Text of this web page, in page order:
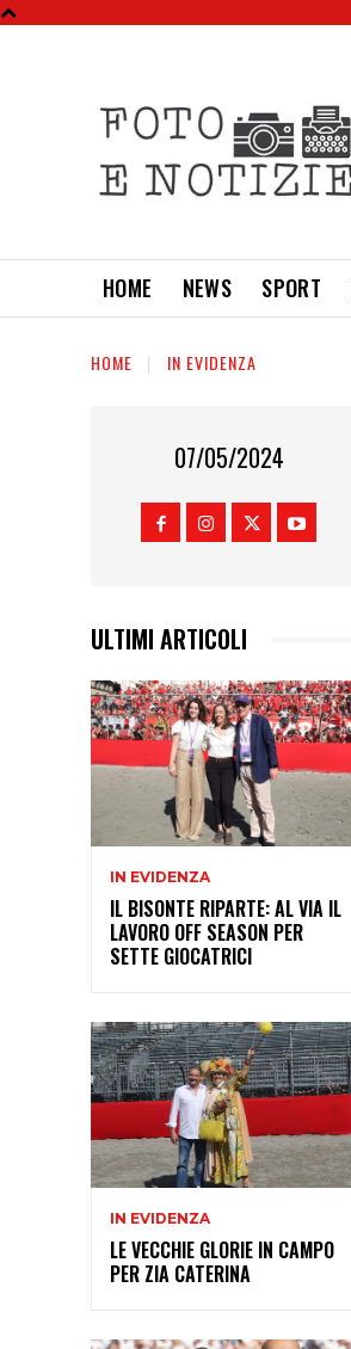
HOME NEWS SPORT
HOME IN EVIDENZA
07/05/2024
ULTIMI ARTICOLI
IN EVIDENZA
IL BISONTE RIPARTE: AL VIA IL
LAVORO OFF SEASON PER
SETTE GIOCATRICI
IN EVIDENZA
LE VECCHIE GLORIE IN CAMPO
PER ZIA CATERINA